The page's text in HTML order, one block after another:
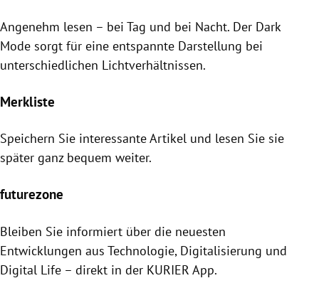
Angenehm lesen – bei Tag und bei Nacht. Der Dark
Mode sorgt für eine entspannte Darstellung bei
unterschiedlichen Lichtverhältnissen.
Merkliste
Speichern Sie interessante Artikel und lesen Sie sie
später ganz bequem weiter.
futurezone
Bleiben Sie informiert über die neuesten
Entwicklungen aus Technologie, Digitalisierung und
Digital Life – direkt in der KURIER App.